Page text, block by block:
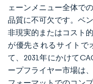
ェーンメニュー全体で
品質に不可欠です。ベ
非現実的またはコスト
が優先されるサイトで
て、2031年にかけて
ープフライヤー市場は